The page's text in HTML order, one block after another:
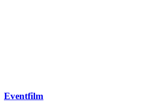
Eventfilm